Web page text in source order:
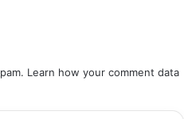
Learn how your comment data